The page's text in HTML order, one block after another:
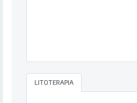
LITOTERAPIA